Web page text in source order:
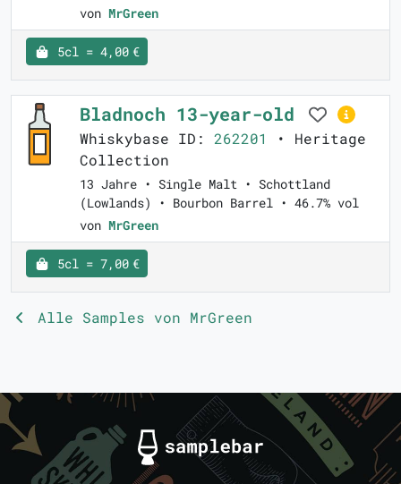
von MrGreen
5cl = 4,00 €
Bladnoch 13-year-old
Whiskybase ID: 262201
• Heritage
Collection
13 Jahre • Single Malt • Schottland
(Lowlands) • Bourbon Barrel • 46.7% vol
von MrGreen
5cl = 7,00 €
Alle Samples von MrGreen